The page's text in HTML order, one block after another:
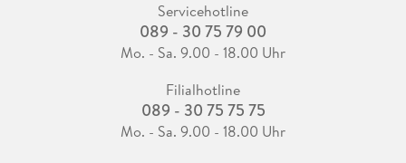
Servicehotline
089 - 30 75 79 00
Mo. - Sa. 9.00 - 18.00 Uhr
Filialhotline
089 - 30 75 75 75
Mo. - Sa. 9.00 - 18.00 Uhr